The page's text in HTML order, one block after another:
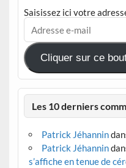
Saisissez ici votre
Adresse
mail
Cliquer sur ce
Les 10 derniers
Patrick Jéhannin
Patrick Jéhannin
s’affiche en tenue de